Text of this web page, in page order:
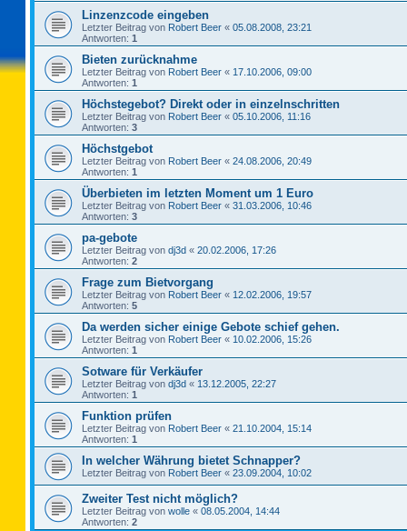
Linzenzcode eingeben
Letzter Beitrag von Robert Beer « 05.08.2008, 23:21
Antworten: 1
Bieten zurücknahme
Letzter Beitrag von Robert Beer « 17.10.2006, 09:00
Antworten: 1
Höchstegebot? Direkt oder in einzelnschritten
Letzter Beitrag von Robert Beer « 05.10.2006, 11:16
Antworten: 3
Höchstgebot
Letzter Beitrag von Robert Beer « 24.08.2006, 20:49
Antworten: 1
Überbieten im letzten Moment um 1 Euro
Letzter Beitrag von Robert Beer « 31.03.2006, 10:46
Antworten: 3
pa-gebote
Letzter Beitrag von dj3d « 20.02.2006, 17:26
Antworten: 2
Frage zum Bietvorgang
Letzter Beitrag von Robert Beer « 12.02.2006, 19:57
Antworten: 5
Da werden sicher einige Gebote schief gehen.
Letzter Beitrag von Robert Beer « 10.02.2006, 15:26
Antworten: 1
Sotware für Verkäufer
Letzter Beitrag von dj3d « 13.12.2005, 22:27
Antworten: 1
Funktion prüfen
Letzter Beitrag von Robert Beer « 21.10.2004, 15:14
Antworten: 1
In welcher Währung bietet Schnapper?
Letzter Beitrag von Robert Beer « 23.09.2004, 10:02
Zweiter Test nicht möglich?
Letzter Beitrag von wolle « 08.05.2004, 14:44
Antworten: 2